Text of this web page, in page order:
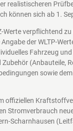
realistischeren
können sich ab 1.
Werte verpflichtend
der WLTP-
Fahrzeug
(Anbauteile,
sowie
offiziellen
Stromverbrauch
Scharnhausen